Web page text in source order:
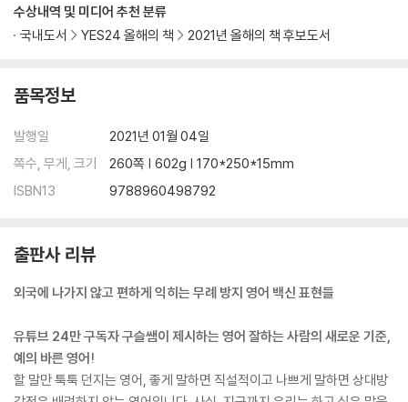
UNIT 1 오늘따라 상대가 무례하게 구는 걸 꼬집어 지적할 때는 〉 You’re r
ude ???
UNIT 3 친구에게 지금 그걸 하라고 명령할 때는 〉 You do it now ???
UNIT 5 나도 나이가 드나 보다라고 할 때는 〉 I’m old ??? ..
UNIT 6 내 친한 친구를 소개할 때는 〉 This is my friend, Sarah ??? .
UNIT 7 우리 별로 안 친하다고 말해 줄 때는 〉 We’re not close ???
UNIT 9 같이 술 한잔하자고 부담 없이 제안할 때는 〉 Let’s have drinks
UNIT 10 무슨 문제나 일이 있는지 걱정돼 물어볼 때는 〉 What’s wrong
CHAPTER 3 같은 말이면 오해를 막고 예의 바르게 1
UNIT 1 초대받은 곳에 참석하기 어렵다고 거절할 때는 〉 I can’t go ???
수상내역 및 미디어 추천 분류
국내도서
YES24 올해의 책 2021년 올해의 책 후보도서
품목정보
발행일
2021년 01월 04일
쪽수, 무게, 크기
260쪽 | 602g | 170*250*15mm
ISBN13
9788960498792
출판사 리뷰
외국에 나가지 않고 편하게 익히는 무례 방지 영어 백신 표현들
유튜브 24만 구독자 구슬쌤이 제시하는 영어 잘하는 사람의 새로운 기준,
예의 바른 영어!
할 말만 툭툭 던지는 영어, 좋게 말하면 직설적이고 나쁘게 말하면 상대방